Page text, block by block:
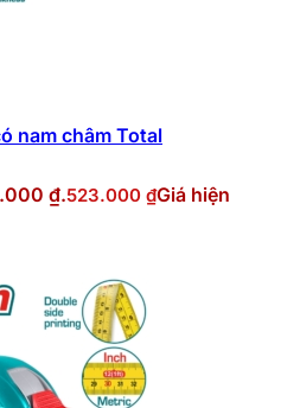
nam châm Total
₫.523.000 ₫Giá hiện